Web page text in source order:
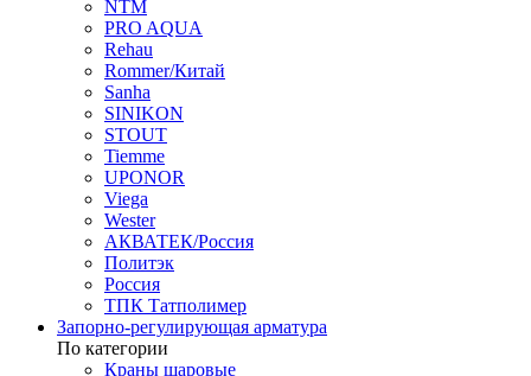
NTM
PRO AQUA
Rehau
Rommer/Китай
Sanha
SINIKON
STOUT
Tiemme
UPONOR
Viega
Wester
АКВАТЕК/Россия
Политэк
Россия
ТПК Татполимер
Запорно-регулирующая арматура
По категории
Краны шаровые